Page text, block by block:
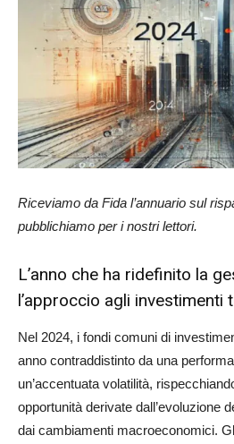
Riceviamo da Fida l’annuario sul
pubblichiamo per i nostri lettori.
L’anno che ha ridefinito la
l’approccio agli investimenti
Nel 2024, i fondi comuni di
anno contraddistinto da una
un’accentuata volatilità,
opportunità derivate dall’evoluzione
dai cambiamenti macroeconomici.